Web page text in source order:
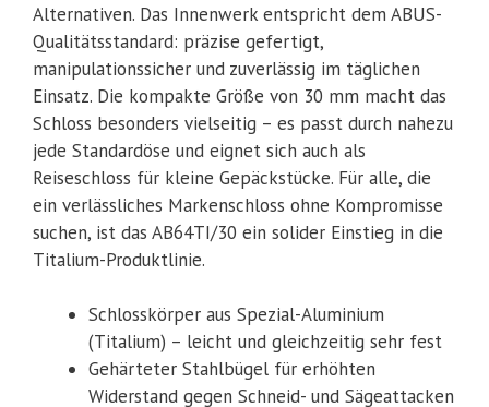
Alternativen. Das Innenwerk entspricht dem ABUS-
Qualitätsstandard: präzise gefertigt,
manipulationssicher und zuverlässig im täglichen
Einsatz. Die kompakte Größe von 30 mm macht das
Schloss besonders vielseitig – es passt durch nahezu
jede Standardöse und eignet sich auch als
Reiseschloss für kleine Gepäckstücke. Für alle, die
ein verlässliches Markenschloss ohne Kompromisse
suchen, ist das AB64TI/30 ein solider Einstieg in die
Titalium-Produktlinie.
Schlosskörper aus Spezial-Aluminium
(Titalium) – leicht und gleichzeitig sehr fest
Gehärteter Stahlbügel für erhöhten
Widerstand gegen Schneid- und Sägeattacken